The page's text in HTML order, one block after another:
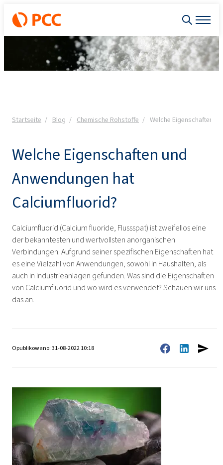
Startseite Blog Chemische Rohstoffe Welche Eigenschaften
Welche Eigenschaften und
Anwendungen hat
Calciumfluorid?
Calciumfluorid (Calcium fluoride, Flussspat) ist zweifellos eine
der bekanntesten und wertvollsten anorganischen
Verbindungen. Aufgrund seiner spezifischen Eigenschaften hat
es eine Vielzahl von Anwendungen, sowohl in Haushalten, als
auch in Industrieanlagen gefunden. Was sind die Eigenschaften
von Calciumfluorid und wo wird es verwendet? Schauen wir uns
das an.
Opublikowano: 31-08-2022 10:18